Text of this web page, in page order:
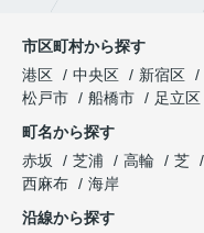
市区町村から探す
港区
中央区 新宿区
松戸市
船橋市 足立区
町名から探す
赤坂
芝浦 高輪 芝
西麻布
海岸
沿線から探す